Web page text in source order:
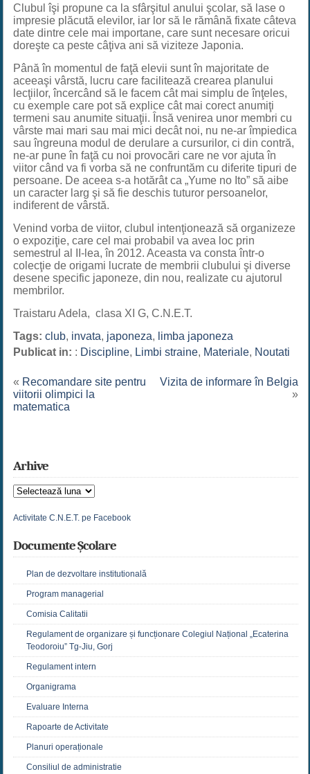
Clubul îşi propune ca la sfârşitul anului şcolar, să lase o
impresie plăcută elevilor, iar lor să le rămână fixate câteva
date dintre cele mai importane, care sunt necesare oricui
doreşte ca peste câţiva ani să viziteze Japonia.
Până în momentul de faţă elevii sunt în majoritate de
aceeaşi vârstă, lucru care facilitează crearea planului
lecţiilor, încercând să le facem cât mai simplu de înţeles,
cu exemple care pot să explice cât mai corect anumiţi
termeni sau anumite situaţii. Însă venirea unor membri cu
vârste mai mari sau mai mici decât noi, nu ne-ar împiedica
sau îngreuna modul de derulare a cursurilor, ci din contră,
ne-ar pune în faţă cu noi provocări care ne vor ajuta în
viitor când va fi vorba să ne confruntăm cu diferite tipuri de
persoane. De aceea s-a hotărât ca „Yume no Ito” să aibe
un caracter larg şi să fie deschis tuturor persoanelor,
indiferent de vârstă.
Venind vorba de viitor, clubul intenţionează să organizeze
o expoziţie, care cel mai probabil va avea loc prin
semestrul al II-lea, în 2012. Aceasta va consta într-o
colecţie de origami lucrate de membrii clubului şi diverse
desene specific japoneze, din nou, realizate cu ajutorul
membrilor.
Traistaru Adela, clasa XI G, C.N.E.T.
Tags: club, invata, japoneza, limba japoneza
Publicat in: : Discipline, Limbi straine, Materiale, Noutati
« Recomandare site pentru
viitorii olimpici la
matematica
Vizita de informare în Belgia
»
Arhive
Arhive
Activitate C.N.E.T. pe Facebook
Documente Școlare
Plan de dezvoltare institutională
Program managerial
Comisia Calitatii
Regulament de organizare și funcționare Colegiul Național „Ecaterina
Teodoroiu” Tg-Jiu, Gorj
Regulament intern
Organigrama
Evaluare Interna
Rapoarte de Activitate
Planuri operaționale
Consiliul de administratie